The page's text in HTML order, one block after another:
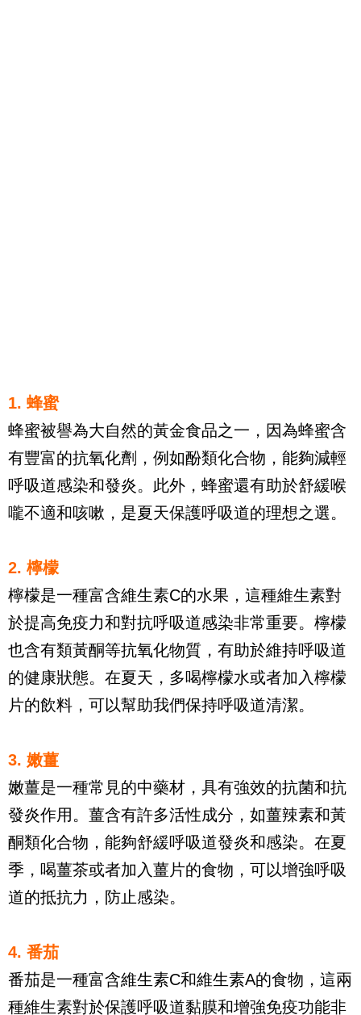
1. 蜂蜜
蜂蜜被譽為大自然的黃金食品之一，因為蜂蜜含
有豐富的抗氧化劑，例如酚類化合物，能夠減輕
呼吸道感染和發炎。此外，蜂蜜還有助於舒緩喉
嚨不適和咳嗽，是夏天保護呼吸道的理想之選。
2. 檸檬
檸檬是一種富含維生素C的水果，這種維生素對
於提高免疫力和對抗呼吸道感染非常重要。檸檬
也含有類黃酮等抗氧化物質，有助於維持呼吸道
的健康狀態。在夏天，多喝檸檬水或者加入檸檬
片的飲料，可以幫助我們保持呼吸道清潔。
3. 嫩薑
嫩薑是一種常見的中藥材，具有強效的抗菌和抗
發炎作用。薑含有許多活性成分，如薑辣素和黃
酮類化合物，能夠舒緩呼吸道發炎和感染。在夏
季，喝薑茶或者加入薑片的食物，可以增強呼吸
道的抵抗力，防止感染。
4. 番茄
番茄是一種富含維生素C和維生素A的食物，這兩
種維生素對於保護呼吸道黏膜和增強免疫功能非